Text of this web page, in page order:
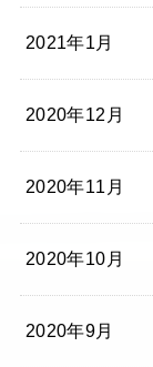
2021年1月
2020年12月
2020年11月
2020年10月
2020年9月